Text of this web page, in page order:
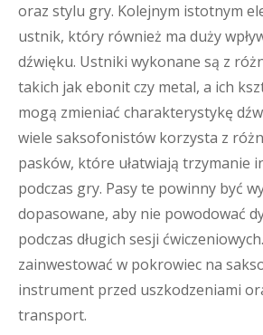
oraz stylu gry. Kolejnym istotnym
ustnik, który również ma duży
dźwięku. Ustniki wykonane są z
takich jak ebonit czy metal, a ich
mogą zmieniać charakterystykę
wiele saksofonistów korzysta z
pasków, które ułatwiają trzymanie
podczas gry. Pasy te powinny być
dopasowane, aby nie powodować
podczas długich sesji
zainwestować w pokrowiec na
instrument przed uszkodzeniami
transport.